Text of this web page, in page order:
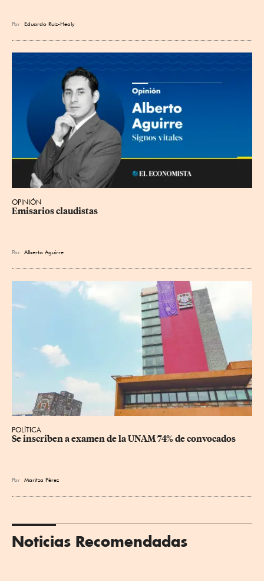
Por Eduardo Ruiz-Healy
OPINIÓN
Emisarios claudistas
Por Alberto Aguirre
POLÍTICA
Se inscriben a examen de la UNAM 74% de convocados
Por Maritza Pérez
Noticias Recomendadas